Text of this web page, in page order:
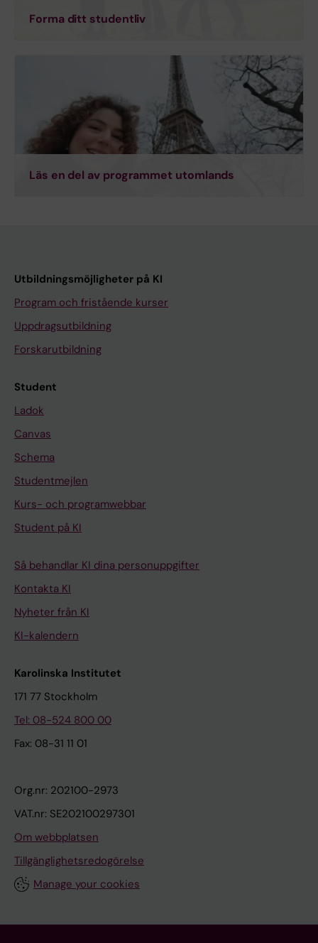
Forma ditt studentliv
Läs en del av programmet utomlands
Utbildningsmöjligheter på KI
Program och fristående kurser
Uppdragsutbildning
Forskarutbildning
Student
Ladok
Canvas
Schema
Studentmejlen
Kurs- och programwebbar
Student på KI
Så behandlar KI dina personuppgifter
Kontakta KI
Nyheter från KI
KI-kalendern
Karolinska Institutet
171 77 Stockholm
Tel: 08-524 800 00
Fax: 08-31 11 01
Org.nr: 202100-2973
VAT.nr: SE202100297301
Om webbplatsen
Tillgänglighetsredogörelse
Manage your cookies